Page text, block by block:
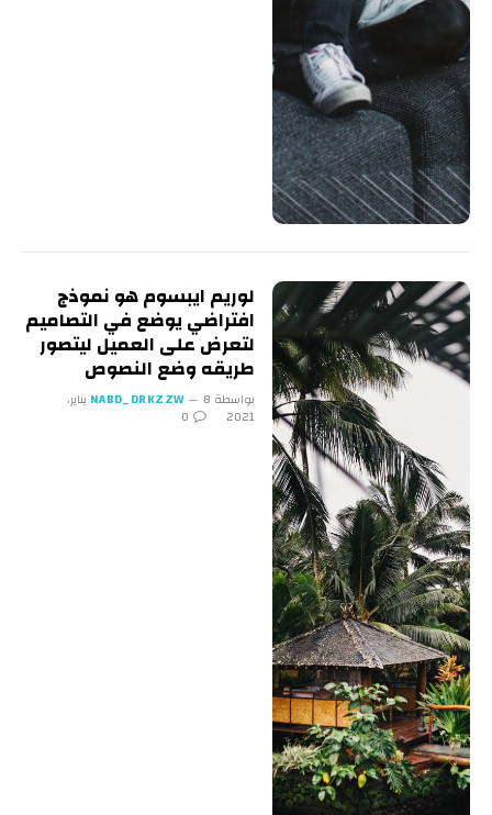
لوريم ايبسوم هو نموذج
افتراضي يوضع في التصاميم
لتعرض على العميل ليتصور
طريقه وضع النصوص
بواسطة NABD_DRKZZW 8 يناير،
2021
0